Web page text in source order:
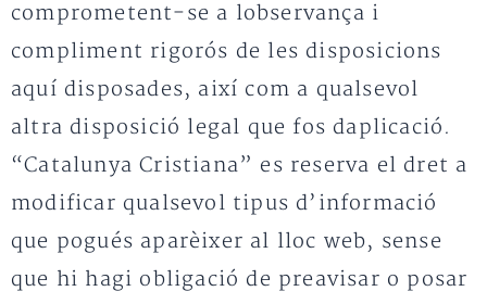
comprometent-se a lobservança i
compliment rigorós de les disposicions
aquí disposades, així com a qualsevol
altra disposició legal que fos daplicació.
“Catalunya Cristiana” es reserva el dret a
modificar qualsevol tipus d’informació
que pogués aparèixer al lloc web, sense
que hi hagi obligació de preavisar o posar